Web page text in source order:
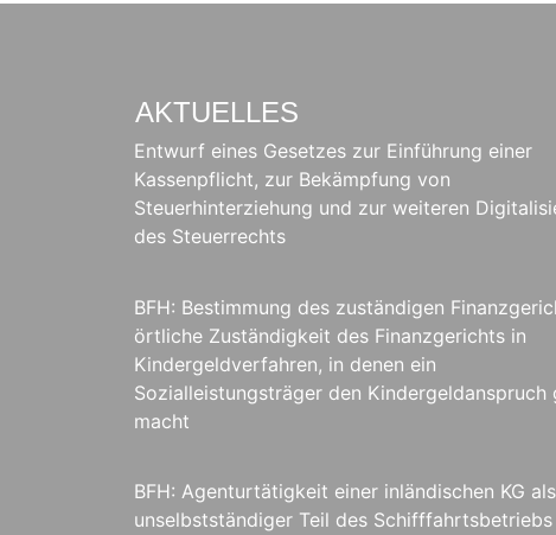
AKTUELLES
Entwurf eines Gesetzes zur Einführung einer
Kassenpflicht, zur Bekämpfung von
Steuerhinterziehung und zur weiteren
des Steuerrechts
BFH: Bestimmung des zuständigen
örtliche Zuständigkeit des Finanzgerichts in
Kindergeldverfahren, in denen ein
Sozialleistungsträger den Kindergeldanspruch
macht
BFH: Agenturtätigkeit einer inländischen KG als
unselbstständiger Teil des